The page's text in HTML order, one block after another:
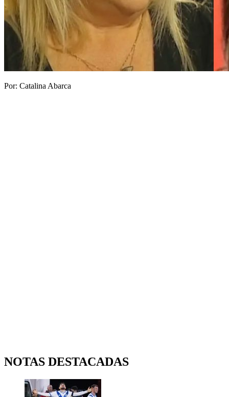
Por: Catalina Abarca
NOTAS DESTACADAS